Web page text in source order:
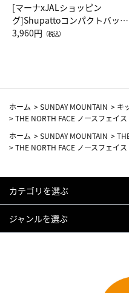
[マーナxJALショッピン
グ]Shupattoコンパクトバッグ
Drop JAL客室乗務員（LC）ス
3,960円 （税込）
ホーム >SUNDAY MOUNTAIN > キ
>THE NORTH FACE ノースフェイ
ホーム >SUNDAY MOUNTAIN >
>THE NORTH FACE ノースフェイ
カテゴリを選ぶ
ジャンルを選ぶ